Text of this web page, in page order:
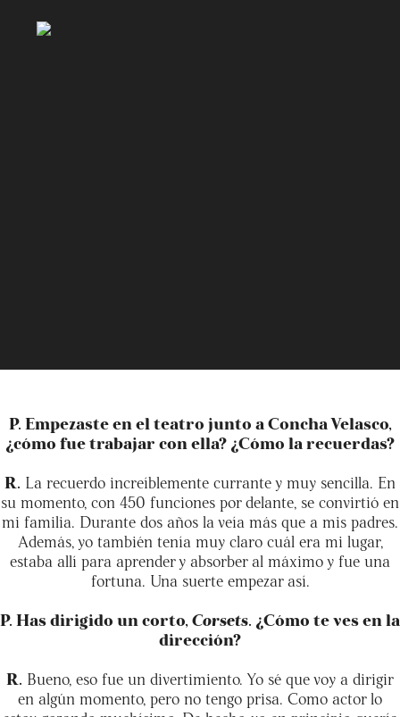
P. Empezaste en el teatro junto a Concha Velasco,
¿cómo fue trabajar con ella? ¿Cómo la recuerdas?
R. La recuerdo increíblemente currante y muy sencilla. En
su momento, con 450 funciones por delante, se convirtió en
mi familia. Durante dos años la veía más que a mis padres.
Además, yo también tenía muy claro cuál era mi lugar,
estaba allí para aprender y absorber al máximo y fue una
fortuna. Una suerte empezar así.
P. Has dirigido un corto, Corsets. ¿Cómo te ves en la
dirección?
R. Bueno, eso fue un divertimiento. Yo sé que voy a dirigir
en algún momento, pero no tengo prisa. Como actor lo